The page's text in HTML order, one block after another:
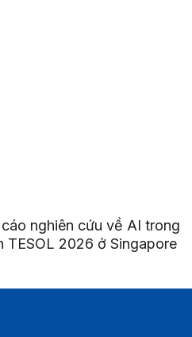
nghiên cứu về AI trong
TESOL 2026 ở Singapore